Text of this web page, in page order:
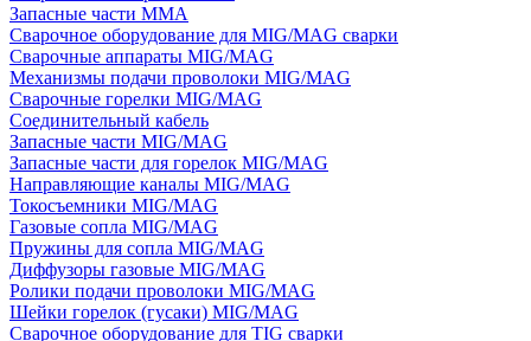
Запасные части MMA
Сварочное оборудование для MIG/MAG сварки
Сварочные аппараты MIG/MAG
Механизмы подачи проволоки MIG/MAG
Сварочные горелки MIG/MAG
Соединительный кабель
Запасные части MIG/MAG
Запасные части для горелок MIG/MAG
Направляющие каналы MIG/MAG
Токосъемники MIG/MAG
Газовые сопла MIG/MAG
Пружины для сопла MIG/MAG
Диффузоры газовые MIG/MAG
Ролики подачи проволоки MIG/MAG
Шейки горелок (гусаки) MIG/MAG
Сварочное оборудование для TIG сварки